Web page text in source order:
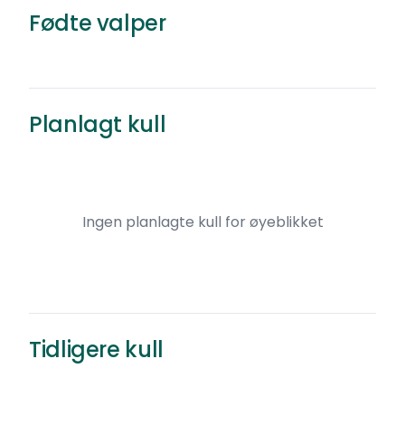
Fødte valper
Født
Grålum
Planlagt kull
Ingen planlagte kull for øyeblikket
Tidligere kull